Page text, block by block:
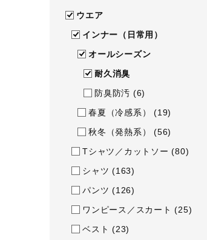
ライフスタイルグッズ
サポーター
健康／エクササイズ
ジュニア／キッズ
メディカル
コラボ／ライセンス
ウエア
インナー（日常用）
オールシーズン
耐久消臭
防臭防汚 (6)
春夏（冷感系）
(19)
秋冬（発熱系）
(56)
Tシャツ／カットソー (80)
シャツ (163)
パンツ (126)
ワンピース／スカート (25)
ベスト (23)